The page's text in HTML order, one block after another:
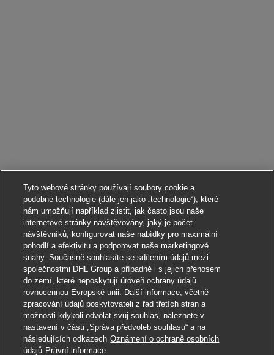
Ucházet se
Tyto webové stránky používají soubory cookie a
podobné technologie (dále jen jako „technologie“), které
nám umožňují například zjistit, jak často jsou naše
internetové stránky navštěvovány, jaký je počet
návštěvníků, konfigurovat naše nabídky pro maximální
pohodlí a efektivitu a podporovat naše marketingové
snahy. Současně souhlasíte se sdílením údajů mezi
společnostmi DHL Group a případně i s jejich přenosem
do zemí, které neposkytují úroveň ochrany údajů
rovnocennou Evropské unii. Další informace, včetně
zpracování údajů poskytovateli z řad třetích stran a
možnosti kdykoli odvolat svůj souhlas, naleznete v
nastavení v části „Správa předvoleb souhlasu“ a na
následujících odkazech Oznámení o ochraně osobních
údajů Právní informace